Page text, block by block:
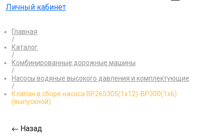
Личный кабинет
Главная
/
Каталог
/
Комбинированные дорожные машины
/
Насосы водяные высокого давления и комплектующие
/
Клапан в сборе насоса ВР265305(1х12)-ВР300(1х6)
(выпускной)
Назад